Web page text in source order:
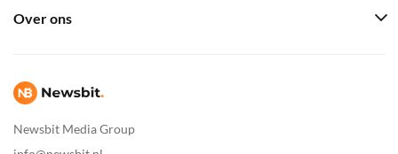
Newsbit Media Group
Over ons